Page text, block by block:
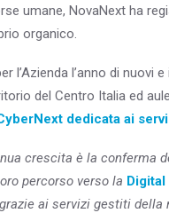
umane, NovaNext ha
organico.
l’Azienda l’anno di nuovi
del Centro Italia ed
dedicata ai
crescita è la conferma
percorso verso la
ai servizi gestiti